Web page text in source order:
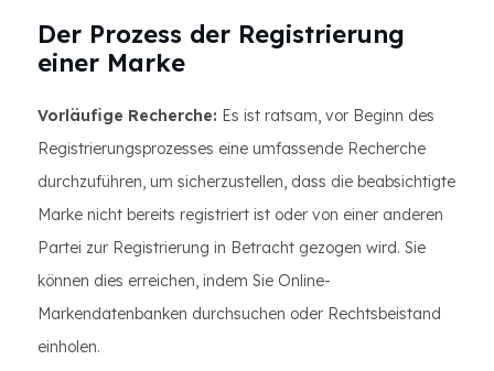
Der Prozess der Registrierung
einer Marke
Vorläufige Recherche: Es ist ratsam, vor Beginn des
Registrierungsprozesses eine umfassende Recherche
durchzuführen, um sicherzustellen, dass die beabsichtigte
Marke nicht bereits registriert ist oder von einer anderen
Partei zur Registrierung in Betracht gezogen wird. Sie
können dies erreichen, indem Sie Online-
Markendatenbanken durchsuchen oder Rechtsbeistand
einholen.